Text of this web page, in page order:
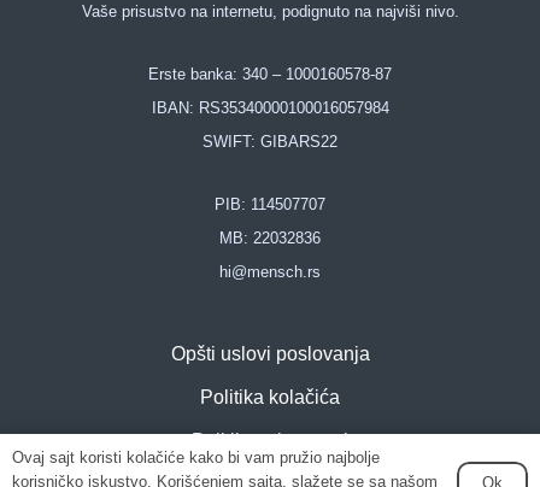
Vaše prisustvo na internetu, podignuto na najviši nivo.
Erste banka: 340 – 1000160578-87
IBAN: RS35340000100016057984
SWIFT: GIBARS22
PIB: 114507707
MB: 22032836
hi@mensch.rs
Opšti uslovi poslovanja
Politika kolačića
Politika privatnosti
Ovaj sajt koristi kolačiće kako bi vam pružio najbolje
korisničko iskustvo. Korišćenjem sajta, slažete se sa našom
Ok